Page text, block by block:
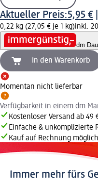
Aktueller Preis:5,95 €
0,22 kg (27,05 € je 1 kg)inkl.
dm
In den Warenkorb
Momentan nicht lieferbar
Verfügbarkeit in einem dm
Kostenloser Versand ab
Einfache & unkomplizierte
Kauf auf Rechnung möglich
Immer mehr fürs